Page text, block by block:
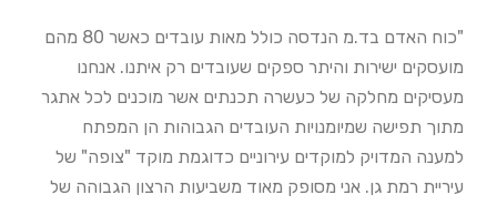
"כוח האדם בד.מ הנדסה כולל מאות עובדים כאשר 80 מהם
מועסקים ישירות והיתר ספקים שעובדים רק איתנו. אנחנו
מעסיקים מחלקה של כעשרה תכנתים אשר מוכנים לכל אתגר
מתוך תפישה שמיומנויות העובדים הגבוהות הן המפתח
למענה המדויק למוקדים עירוניים כדוגמת מוקד "צופה" של
עיריית רמת גן. אני מסופק מאוד משביעות הרצון הגבוהה של